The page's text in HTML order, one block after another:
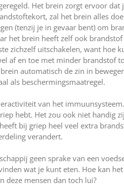
Het brein zorgt ervoor
zal het brein alles
(tenzij je in gevaar bent) om
het brein heeft zelf ook
zichzelf uitschakelen, want hoe
af en toe met minder brandstof
automatisch de zin in
als beschermingsmaatregel.
van het
hebt. Het zou ook niet handig
bij griep heel veel extra
verandert.
geen sprake van een
wat je kunt eten. Hoe kan
deze mensen dan toch lui?